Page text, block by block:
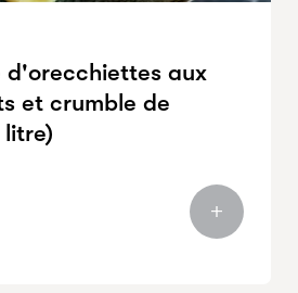
d'orecchiettes aux
et crumble de
litre)